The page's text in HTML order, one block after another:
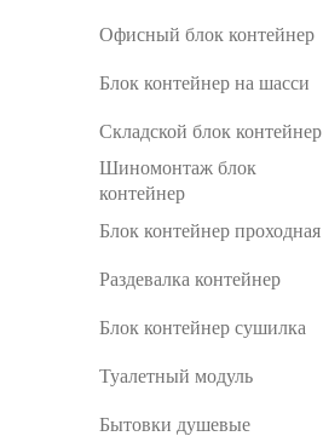
Офисный блок контейнер
Блок контейнер на шасси
Складской блок контейнер
Шиномонтаж блок
контейнер
Блок контейнер проходная
Раздевалка контейнер
Блок контейнер сушилка
Туалетный модуль
Бытовки душевые